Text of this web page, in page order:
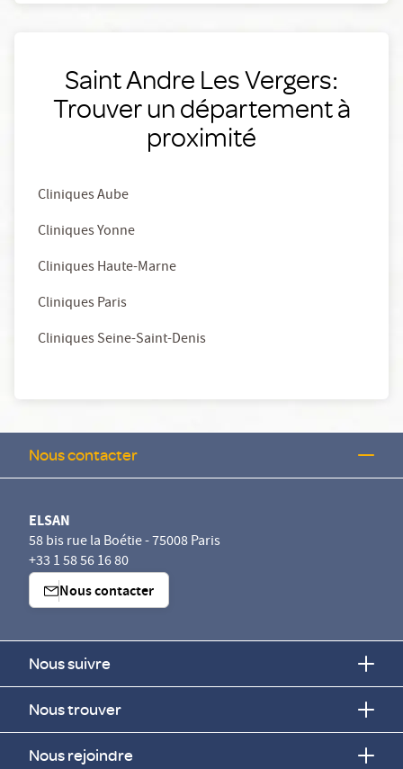
Saint Andre Les Vergers:
Trouver un département à
proximité
Cliniques Aube
Cliniques Yonne
Cliniques Haute-Marne
Cliniques Paris
Cliniques Seine-Saint-Denis
Nous contacter
ELSAN
58 bis rue la Boétie - 75008 Paris
+33 1 58 56 16 80
Nous contacter
Nous suivre
Nous trouver
Nous rejoindre